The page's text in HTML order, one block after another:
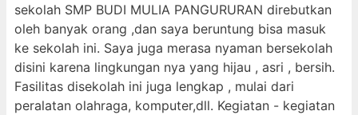
sekolah SMP BUDI MULIA PANGURURAN direbutkan
oleh banyak orang ,dan saya beruntung bisa masuk
ke sekolah ini. Saya juga merasa nyaman bersekolah
disini karena lingkungan nya yang hijau , asri , bersih.
Fasilitas disekolah ini juga lengkap , mulai dari
peralatan olahraga, komputer,dll. Kegiatan - kegiatan